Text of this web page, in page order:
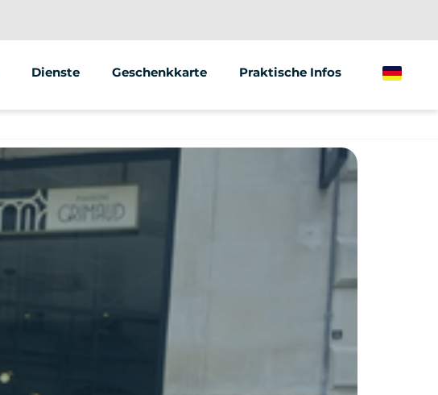
Dienste
Animationen/Gruppen
Street Marketing
Geschenkkarte Praktische Infos German